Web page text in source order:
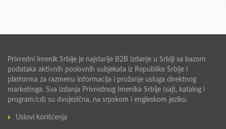
Privredni Imenik Srbije je najstarije B2B izdanje u Srbiji sa bazom
podataka aktivnih poslovnih subjekata iz Republike Srbije i
platforma za razmenu informacija i pružanje usluga direktnog
marketinga. Sva izdanja Privrednog Imenika Srbije (sajt, katalog i
program/cd) su dvojezična, na srpskom i engleskom jeziku.
Uslovi korišćenja